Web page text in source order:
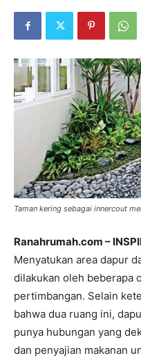
Taman kering sebagai innercout
Ranahrumah.com –
Menyatukan area dapur
dilakukan oleh beberapa
pertimbangan. Selain
bahwa dua ruang ini,
punya hubungan yang
dan penyajian makanan